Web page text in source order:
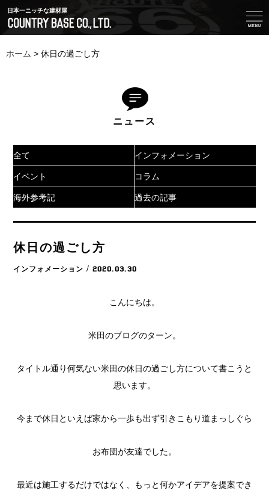
日本一ニッチな建材屋
ホーム > 休日の過ごし方
ニュース
全て インフォメーション
イベント コラム
海外参考記 過去の記事
休日の過ごし方
インフォメーション / 2020.03.30
こんにちは。
米田のブログのターン。
タイトル通り何気ない米田の休日の過ごし方について書こうと
思います。
今まで休日といえば家から一歩も出ず引きこもり道まっしぐら
お布団が友達でした。
最近は施工するだけではなく、もっと何かアイデアを提案でき